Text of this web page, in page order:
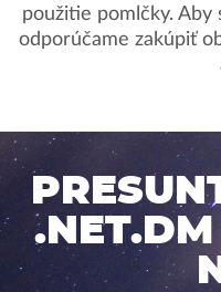
použitie pomlčky. Aby
odporúčame zakúpiť